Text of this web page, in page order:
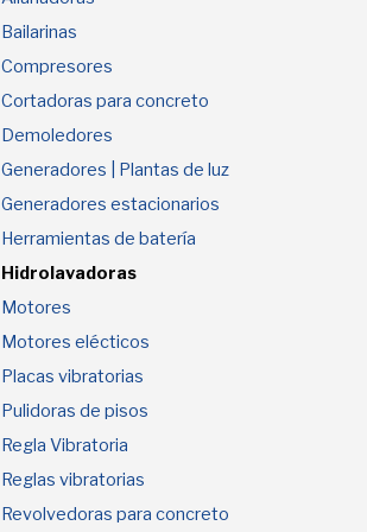
Bailarinas
Compresores
Cortadoras para concreto
Demoledores
Generadores | Plantas de luz
Generadores estacionarios
Herramientas de batería
Hidrolavadoras
Motores
Motores elécticos
Placas vibratorias
Pulidoras de pisos
Regla Vibratoria
Reglas vibratorias
Revolvedoras para concreto